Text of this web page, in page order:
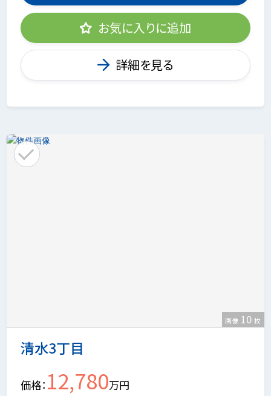
お気に入りに追加
詳細を見る
清水3丁目
画像 10 枚
価格 12,780万円